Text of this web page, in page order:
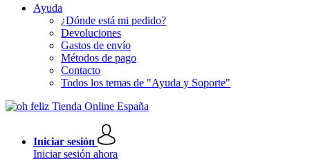
Ayuda
¿Dónde está mi pedido?
Devoluciones
Gastos de envío
Métodos de pago
Contacto
Todos los temas de "Ayuda y Soporte"
Iniciar sesión
Iniciar sesión ahora